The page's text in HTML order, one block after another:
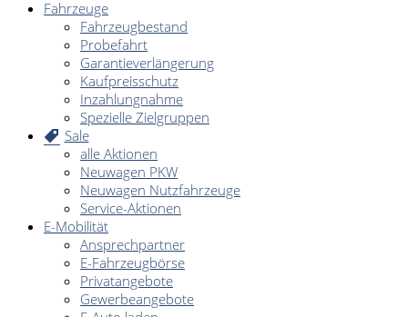
Fahrzeuge
Fahrzeugbestand
Probefahrt
Garantieverlängerung
Kaufpreisschutz
Inzahlungnahme
Spezielle Zielgruppen
Sale
alle Aktionen
Neuwagen PKW
Neuwagen Nutzfahrzeuge
Service-Aktionen
E-Mobilität
Ansprechpartner
E-Fahrzeugbörse
Privatangebote
Gewerbeangebote